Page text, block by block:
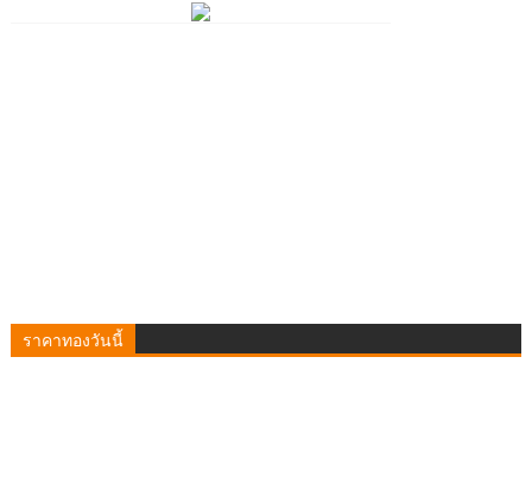
ราคาทองวันนี้